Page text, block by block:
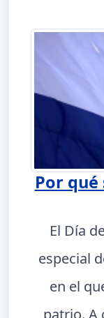
Por qué
El Día
especial
en el